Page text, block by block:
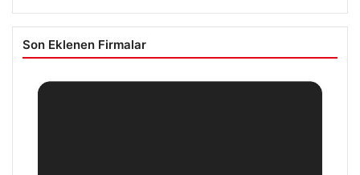
Son Eklenen Firmalar